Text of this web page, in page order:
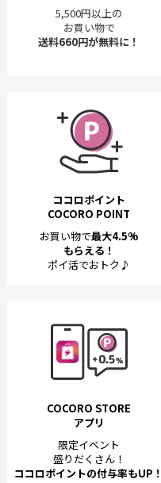
5,500円以上の
お買い物で
送料660円が無料に！
ココロポイント
COCORO POINT
お買い物で最大4.5%
もらえる！
ポイ活でおトク♪
COCORO STORE
アプリ
限定イベント
盛りだくさん！
ココロポイントの付与率もUP！